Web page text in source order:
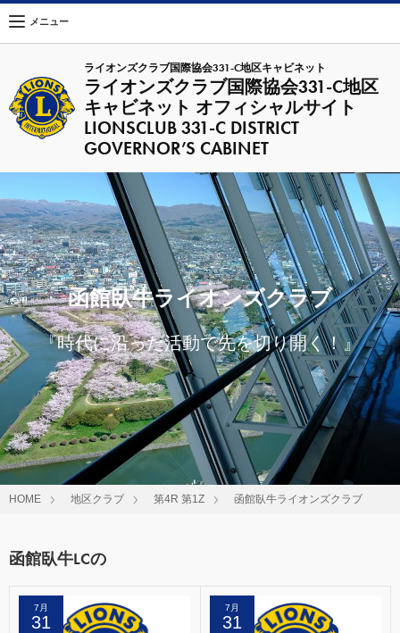
ライオンズクラブ国際協会331-C地区キャビネット
ライオンズクラブ国際協会331-C地区
キャビネット オフィシャルサイト
LIONSCLUB 331-C DISTRICT
GOVERNOR’S CABINET
メニュー
函館臥牛ライオンズクラブ
『時代に沿った活動で先を切り開く！』
HOME 地区クラブ 第4R 第1Z 函館臥牛ライオンズクラブ
函館臥牛LCの
7月
31
7月
31